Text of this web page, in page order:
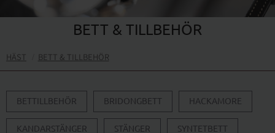
HÄST BETT & TILLBEHÖR
BETT & TILLBEHÖR
BETTILLBEHÖR BRIDONGBETT HACKAMORE
KANDARSTÄNGER STÄNGER SYNTETBETT